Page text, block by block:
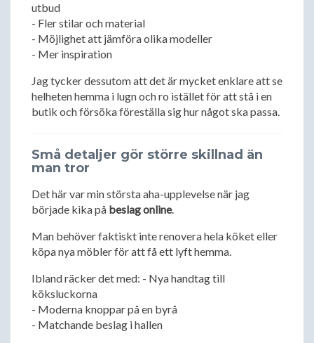
utbud
- Fler stilar och material
- Möjlighet att jämföra olika modeller
- Mer inspiration
Jag tycker dessutom att det är mycket enklare att se
helheten hemma i lugn och ro istället för att stå i en
butik och försöka föreställa sig hur något ska passa.
Små detaljer gör större skillnad än
man tror
Det här var min största aha-upplevelse när jag
började kika på beslag online.
Man behöver faktiskt inte renovera hela köket eller
köpa nya möbler för att få ett lyft hemma.
Ibland räcker det med: - Nya handtag till
köksluckorna
- Moderna knoppar på en byrå
- Matchande beslag i hallen